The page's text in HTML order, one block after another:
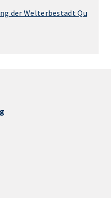
der Welterbestadt Qu